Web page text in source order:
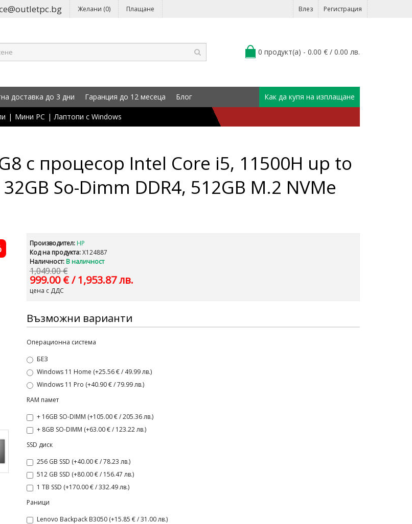
Желани (0) Плащане Влез Регистрация
0 продукт(а) - 0.00 € / 0.00 лв.
доставка до 3 дни Гаранция до 12 месеца Блог Как да купя на изплащане
| Мини PC | Лаптопи с Windows
с процесор Intel Core i5, 11500H up to
So-Dimm DDR4, 512GB M.2 NVMe
Производител: HP
Код на продукта: X124887
Наличност: В наличност
1,049.00 €
999.00 € / 1,953.87 лв.
цена с ДДС
Възможни варианти
Операционна система
БЕЗ
Windows 11 Home (+25.56 € / 49.99 лв.)
Windows 11 Pro (+40.90 € / 79.99 лв.)
RAM памет
+ 16GB SO-DIMM (+105.00 € / 205.36 лв.)
+ 8GB SO-DIMM (+63.00 € / 123.22 лв.)
SSD диск
256 GB SSD (+40.00 € / 78.23 лв.)
512 GB SSD (+80.00 € / 156.47 лв.)
1 TB SSD (+170.00 € / 332.49 лв.)
Раници
Lenovo Backpack B3050 (+15.85 € / 31.00 лв.)